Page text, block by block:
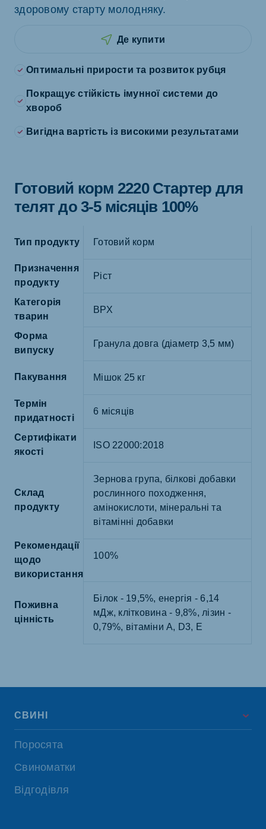
здоровому старту молодняку.
Де купити
Оптимальні прирости та розвиток рубця
Покращує стійкість імунної системи до
хвороб
Вигідна вартість із високими результатами
Готовий корм 2220 Стартер для
телят до 3-5 місяців 100%
Тип продукту Готовий корм
Призначення
продукту
Ріст
Категорія
тварин
ВРХ
Форма
випуску
Гранула довга (діаметр 3,5 мм)
Пакування Мішок 25 кг
Термін
придатності
6 місяців
Сертифікати
якості
ISO 22000:2018
Склад
продукту
Зернова група, білкові добавки
рослинного походження,
амінокислоти, мінеральні та
вітамінні добавки
Рекомендації
щодо
використання
100%
Поживна
цінність
Білок - 19,5%, енергія - 6,14
мДж, клітковина - 9,8%, лізин -
0,79%, вітаміни A, D3, E
СВИНІ
Поросята
Свиноматки
Відгодівля